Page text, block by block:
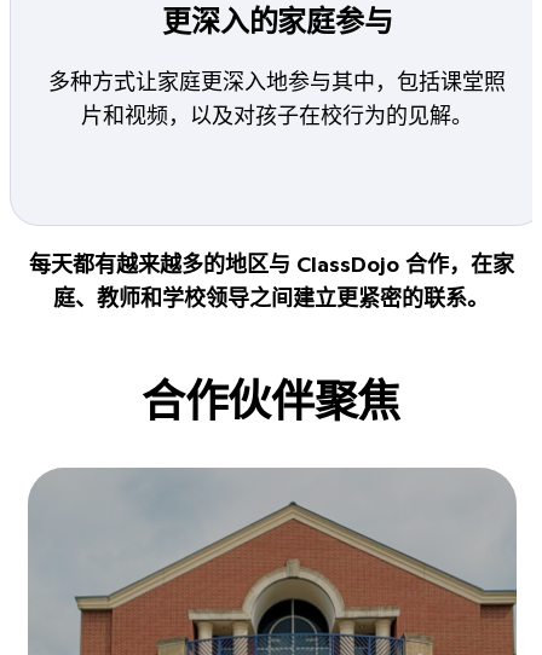
更深入的家庭参与
多种方式让家庭更深入地参与其中，包括课堂照
片和视频，以及对孩子在校行为的见解。
每天都有越来越多的地区与 ClassDojo 合作，在家
庭、教师和学校领导之间建立更紧密的联系。
合作伙伴聚焦